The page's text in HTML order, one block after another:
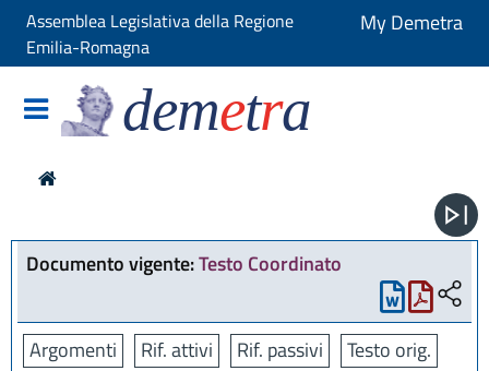
Assemblea Legislativa della Regione
Emilia-Romagna
My Demetra
demetra
Documento vigente:Testo Coordinato
Argomenti Rif. attivi Rif. passivi
Testo orig.